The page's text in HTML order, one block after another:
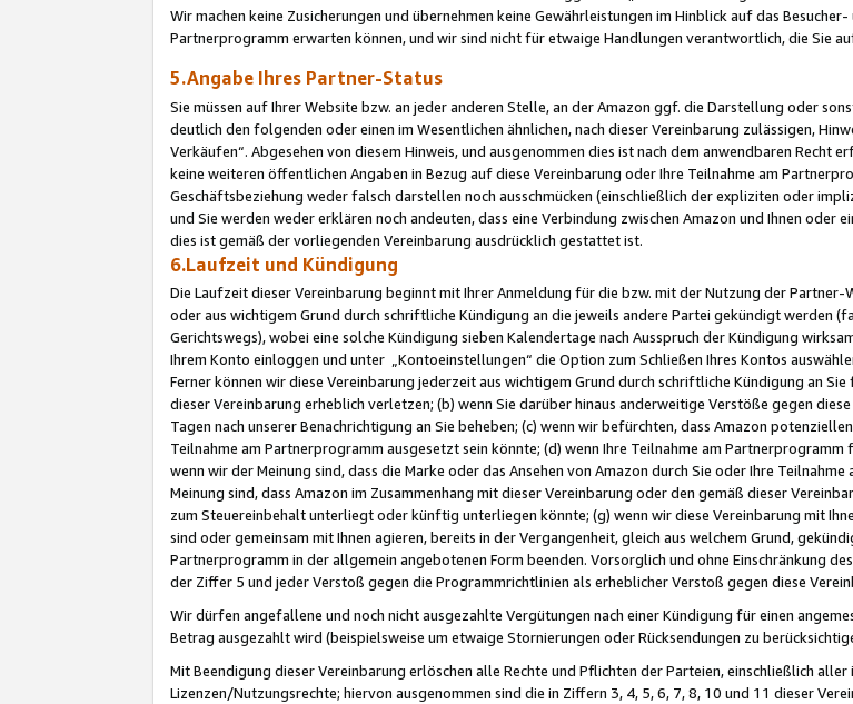
Wir machen keine Zusicherungen und übernehmen keine Gewährleistungen im Hinblick auf das
Partnerprogramm erwarten können, und wir sind nicht für etwaige Handlungen verantwortlich, die Sie
5.Angabe Ihres Partner-Status
Sie müssen auf Ihrer Website bzw. an jeder anderen Stelle, an der Amazon ggf. die Darstellung oder
deutlich den folgenden oder einen im Wesentlichen ähnlichen, nach dieser Vereinbarung zulässigen,
Verkäufen“. Abgesehen von diesem Hinweis, und ausgenommen dies ist nach dem anwendbaren
keine weiteren öffentlichen Angaben in Bezug auf diese Vereinbarung oder Ihre Teilnahme am
Geschäftsbeziehung weder falsch darstellen noch ausschmücken (einschließlich der expliziten oder
und Sie werden weder erklären noch andeuten, dass eine Verbindung zwischen Amazon und Ihnen oder
dies ist gemäß der vorliegenden Vereinbarung ausdrücklich gestattet ist.
6.Laufzeit und Kündigung
Die Laufzeit dieser Vereinbarung beginnt mit Ihrer Anmeldung für die bzw. mit der Nutzung der
oder aus wichtigem Grund durch schriftliche Kündigung an die jeweils andere Partei gekündigt werden
Gerichtswegs), wobei eine solche Kündigung sieben Kalendertage nach Ausspruch der Kündigung
Ihrem Konto einloggen und unter „Kontoeinstellungen“ die Option zum Schließen Ihres Kontos
Ferner können wir diese Vereinbarung jederzeit aus wichtigem Grund durch schriftliche Kündigung an
dieser Vereinbarung erheblich verletzen; (b) wenn Sie darüber hinaus anderweitige Verstöße gegen
Tagen nach unserer Benachrichtigung an Sie beheben; (c) wenn wir befürchten, dass Amazon
Teilnahme am Partnerprogramm ausgesetzt sein könnte; (d) wenn Ihre Teilnahme am
wenn wir der Meinung sind, dass die Marke oder das Ansehen von Amazon durch Sie oder Ihre
Meinung sind, dass Amazon im Zusammenhang mit dieser Vereinbarung oder den gemäß dieser
zum Steuereinbehalt unterliegt oder künftig unterliegen könnte; (g) wenn wir diese Vereinbarung mit
sind oder gemeinsam mit Ihnen agieren, bereits in der Vergangenheit, gleich aus welchem Grund,
Partnerprogramm in der allgemein angebotenen Form beenden. Vorsorglich und ohne Einschränkung
der Ziffer 5 und jeder Verstoß gegen die Programmrichtlinien als erheblicher Verstoß gegen diese
Wir dürfen angefallene und noch nicht ausgezahlte Vergütungen nach einer Kündigung für einen
Betrag ausgezahlt wird (beispielsweise um etwaige Stornierungen oder Rücksendungen zu
Mit Beendigung dieser Vereinbarung erlöschen alle Rechte und Pflichten der Parteien, einschließlich
Lizenzen/Nutzungsrechte; hiervon ausgenommen sind die in Ziffern 3, 4, 5, 6, 7, 8, 10 und 11 dieser